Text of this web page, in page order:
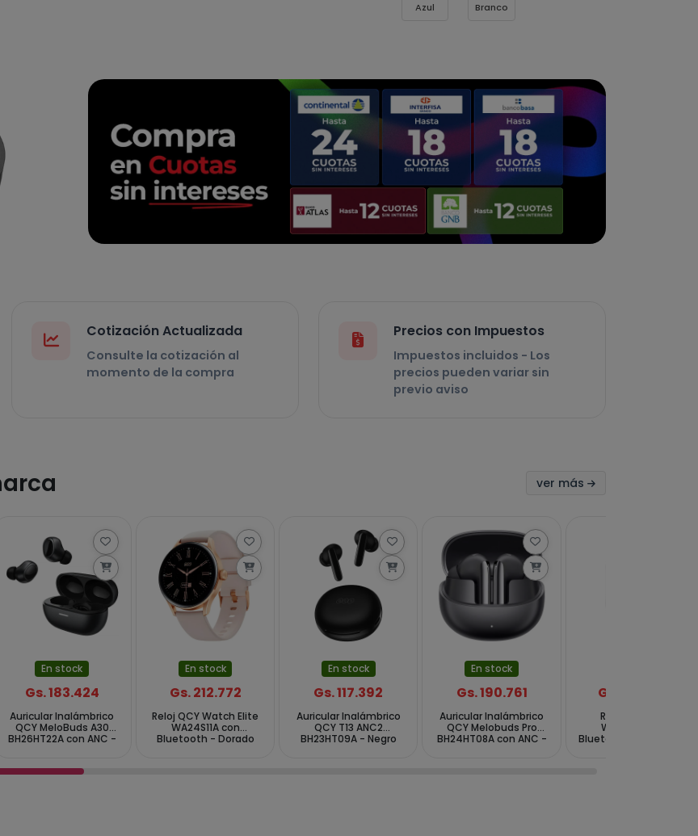
Azul Branco
Cotización Actualizada
Consulte la cotización al
momento de la compra
Precios con Impuestos
Impuestos incluidos - Los
precios pueden variar sin
previo aviso
ver más
En stock
Gs. 183.424
Auricular Inalámbrico
QCY MeloBuds A30
BH26HT22A con ANC -
En stock
Gs. 212.772
Reloj QCY Watch Elite
WA24S11A con
Bluetooth - Dorado
En stock
Gs. 117.392
Auricular Inalámbrico
QCY T13 ANC2
BH23HT09A - Negro
En stock
Gs. 190.761
Auricular Inalámbrico
QCY Melobuds Pro
BH24HT08A con ANC -
Gs. 139.402
Reloj QCY GS2
WA23S5A con
Bluetooth - Frost Gray